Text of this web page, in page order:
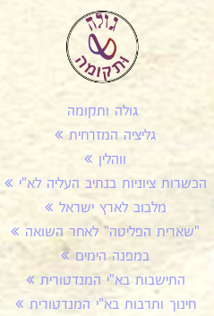
גולה ותקומה
גליציה המזרחית
ווהלין
הכשרות ציוניות בנתיב העליה לא"י
מלבוב לארץ ישראל
"שארית הפליטה" לאחר השואה
במפנה הימים
התישבות בא"י המנדטורית
חינוך ותרבות בא"י המנדטורית